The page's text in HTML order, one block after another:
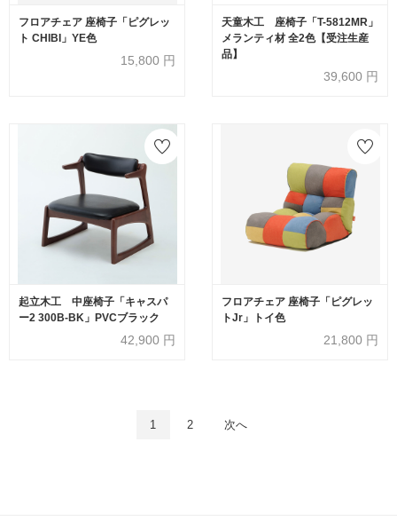
フロアチェア 座椅子「ピグレッ
ト CHIBI」YE色
15,800 円
天童木工 座椅子「T-5812MR」
メランティ材 全2色【受注生産
品】
39,600 円
起立木工 中座椅子「キャスパ
ー2 300B-BK」PVCブラック
42,900 円
フロアチェア 座椅子「ピグレッ
トJr」トイ色
21,800 円
1 2 次へ